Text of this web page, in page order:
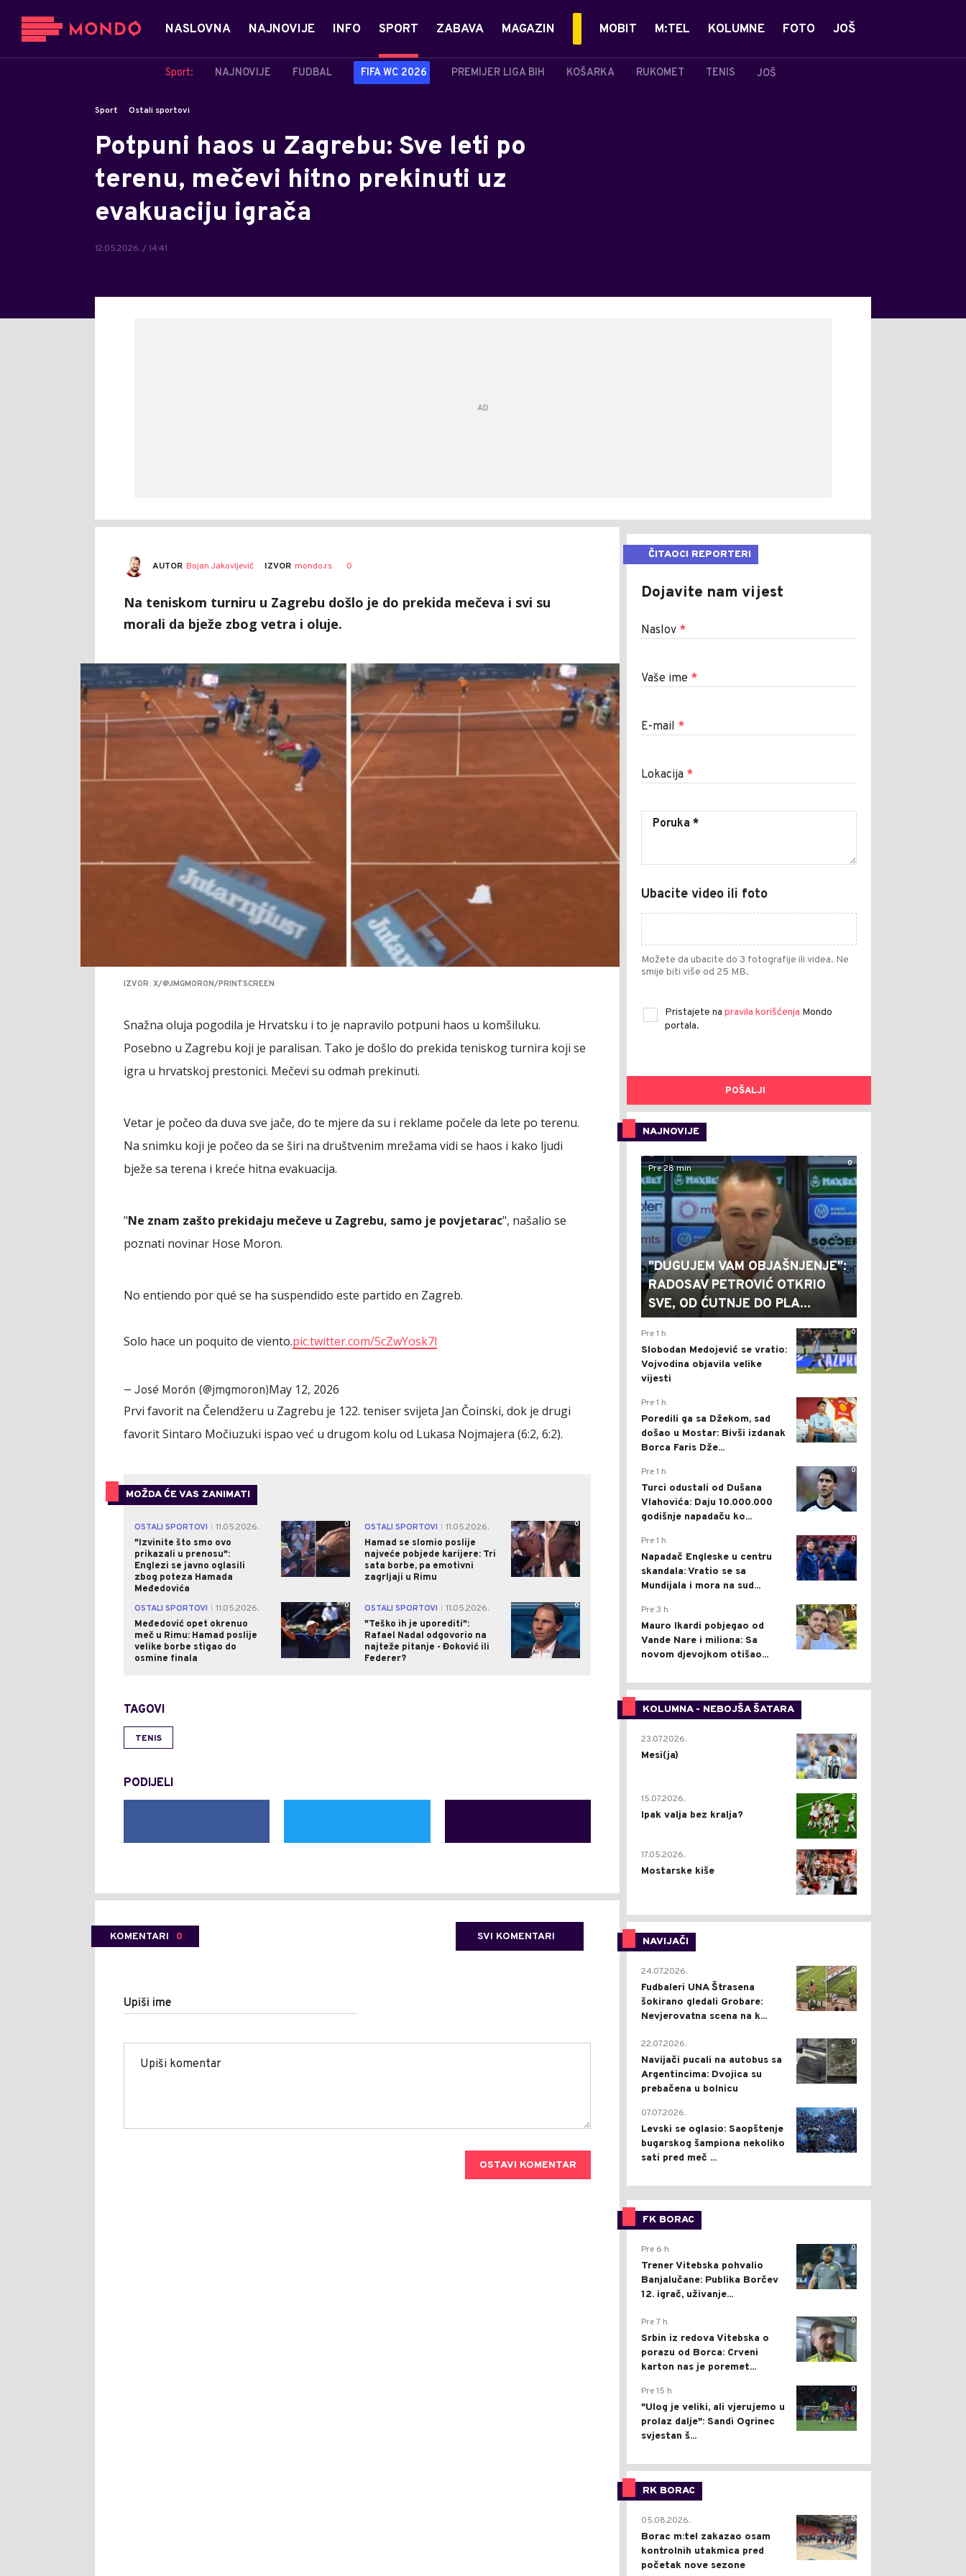
NASLOVNA NAJNOVIJE INFO SPORT
Sport: NAJNOVIJE FUDBAL FIFA WC 2026 PREMIJER LIGA BIH KOŠARKA RUKOMET TENIS JOŠ
ZABAVA MAGAZIN MOBIT M:TEL KOLUMNE FOTO JOŠ
Sport Ostali sportovi
Potpuni haos u Zagrebu: Sve leti po
terenu, mečevi hitno prekinuti uz
evakuaciju igrača
12.05.2026. / 14:41
AUTOR Bojan Jakovljević IZVOR mondo.rs 0
Na teniskom turniru u Zagrebu došlo je do prekida mečeva i svi su
morali da bježe zbog vetra i oluje.
IZVOR: X/@JMGMORON/PRINTSCREEN
Snažna oluja pogodila je Hrvatsku i to je napravilo potpuni haos u komšiluku.
Posebno u Zagrebu koji je paralisan. Tako je došlo do prekida teniskog turnira koji se
igra u hrvatskoj prestonici. Mečevi su odmah prekinuti.
Vetar je počeo da duva sve jače, do te mjere da su i reklame počele da lete po terenu.
Na snimku koji je počeo da se širi na društvenim mrežama vidi se haos i kako ljudi
bježe sa terena i kreće hitna evakuacija.
"Ne znam zašto prekidaju mečeve u Zagrebu, samo je povjetarac", našalio se
poznati novinar Hose Moron.
No entiendo por qué se ha suspendido este partido en Zagreb.
Solo hace un poquito de viento.pic.twitter.com/5cZwYosk7l
— José Morón (@jmgmoron)May 12, 2026
Prvi favorit na Čelendžeru u Zagrebu je 122. teniser svijeta Jan Čoinski, dok je drugi
favorit Sintaro Močiuzuki ispao već u drugom kolu od Lukasa Nojmajera (6:2, 6:2).
MOŽDA ĆE VAS ZANIMATI
OSTALI SPORTOVI
11.05.2026.
"Izvinite što smo ovo
prikazali u prenosu":
Englezi se javno oglasili
zbog poteza Hamada
Međedovića
0 OSTALI SPORTOVI
11.05.2026.
Hamad se slomio poslije
najveće pobjede karijere: Tri
sata borbe, pa emotivni
zagrljaji u Rimu
0
OSTALI SPORTOVI
11.05.2026.
Međedović opet okrenuo
meč u Rimu: Hamad poslije
velike borbe stigao do
osmine finala
0 OSTALI SPORTOVI
11.05.2026.
"Teško ih je uporediti":
Rafael Nadal odgovorio na
najteže pitanje - Đoković ili
Federer?
0
TAGOVI
TENIS
PODIJELI
KOMENTARI 0 SVI KOMENTARI
Upiši ime
OSTAVI KOMENTAR
ČITAOCI REPORTERI
Dojavite nam vijest
Naslov *
Vaše ime *
E-mail *
Lokacija *
Ubacite video ili foto
Možete da ubacite do 3 fotografije ili videa. Ne
smije biti više od 25 MB.
Pristajete na pravila korišćenja Mondo
portala.
POŠALJI
NAJNOVIJE
0
Pre 28 min
"DUGUJEM VAM OBJAŠNJENJE":
RADOSAV PETROVIĆ OTKRIO
SVE, OD ĆUTNJE DO PLA...
0
Pre 1 h
Slobodan Medojević se vratio:
Vojvodina objavila velike
vijesti
0
Pre 1 h
Poredili ga sa Džekom, sad
došao u Mostar: Bivši izdanak
Borca Faris Dže...
0
Pre 1 h
Turci odustali od Dušana
Vlahovića: Daju 10.000.000
godišnje napadaču ko...
0
Pre 1 h
Napadač Engleske u centru
skandala: Vratio se sa
Mundijala i mora na sud...
0
Pre 3 h
Mauro Ikardi pobjegao od
Vande Nare i miliona: Sa
novom djevojkom otišao...
KOLUMNA - NEBOJŠA ŠATARA
0
23.07.2026.
Mesi(ja)
2
15.07.2026.
Ipak valja bez kralja?
0
17.05.2026.
Mostarske kiše
NAVIJAČI
0
24.07.2026.
Fudbaleri UNA Štrasena
šokirano gledali Grobare:
Nevjerovatna scena na k...
0
22.07.2026.
Navijači pucali na autobus sa
Argentincima: Dvojica su
prebačena u bolnicu
1
07.07.2026.
Levski se oglasio: Saopštenje
bugarskog šampiona nekoliko
sati pred meč ...
FK BORAC
0
Pre 6 h
Trener Vitebska pohvalio
Banjalučane: Publika Borčev
12. igrač, uživanje...
0
Pre 7 h
Srbin iz redova Vitebska o
porazu od Borca: Crveni
karton nas je poremet...
0
Pre 15 h
"Ulog je veliki, ali vjerujemo u
prolaz dalje": Sandi Ogrinec
svjestan š...
RK BORAC
0
05.08.2026.
Borac m:tel zakazao osam
kontrolnih utakmica pred
početak nove sezone